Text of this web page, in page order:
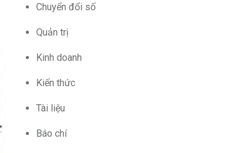
Chuyển đổi số
Quản trị
Kinh doanh
Kiến thức
Tài liệu
Báo chí